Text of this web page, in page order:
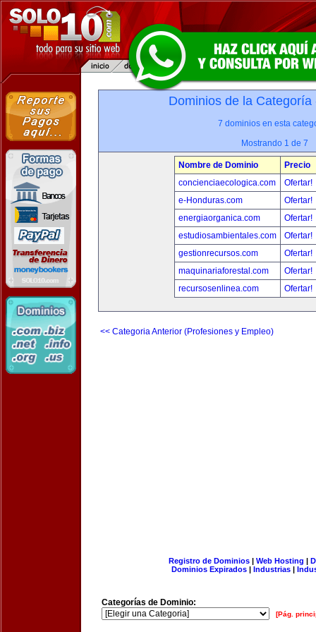
Dominios de la
7 dominios en esta
Mostrando 1 de 7
Nombre de Dominio
Precio
concienciaecologica.com
Ofertar!
e-Honduras.com
Ofertar!
energiaorganica.com
Ofertar!
estudiosambientales.com
Ofertar!
gestionrecursos.com
Ofertar!
maquinariaforestal.com
Ofertar!
recursosenlinea.com
Ofertar!
<< Categoria Anterior (Profesiones y Empleo)
Registro de Dominios| Web Hosting |
Dominios Expirados | Industrias |
Categorías de Dominio:
[Pág.